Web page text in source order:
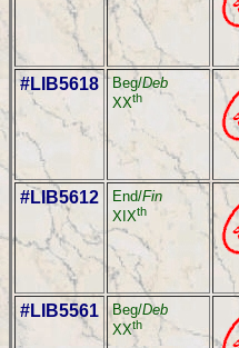
#LIB5618
Beg/Deb
XXth
#LIB5612
End/Fin
XIXth
#LIB5561
Beg/Deb
XXth